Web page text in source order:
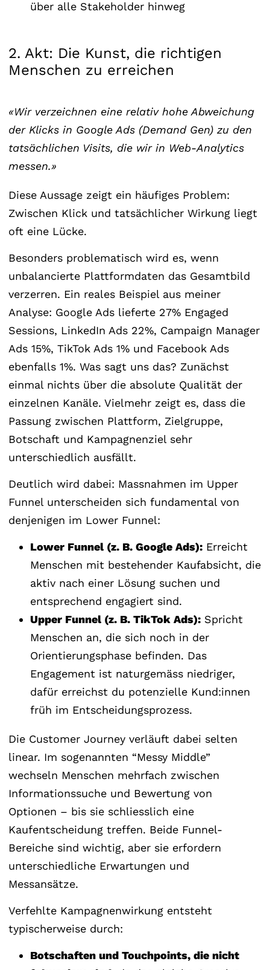
über alle Stakeholder hinweg
2. Akt: Die Kunst, die richtigen
Menschen zu erreichen
«Wir verzeichnen eine relativ hohe Abweichung
der Klicks in Google Ads (Demand Gen) zu den
tatsächlichen Visits, die wir in Web-Analytics
messen.»
Diese Aussage zeigt ein häufiges Problem:
Zwischen Klick und tatsächlicher Wirkung liegt
oft eine Lücke.
Besonders problematisch wird es, wenn
unbalancierte Plattformdaten das Gesamtbild
verzerren. Ein reales Beispiel aus meiner
Analyse: Google Ads lieferte 27% Engaged
Sessions, LinkedIn Ads 22%, Campaign Manager
Ads 15%, TikTok Ads 1% und Facebook Ads
ebenfalls 1%. Was sagt uns das? Zunächst
einmal nichts über die absolute Qualität der
einzelnen Kanäle. Vielmehr zeigt es, dass die
Passung zwischen Plattform, Zielgruppe,
Botschaft und Kampagnenziel sehr
unterschiedlich ausfällt.
Deutlich wird dabei: Massnahmen im Upper
Funnel unterscheiden sich fundamental von
denjenigen im Lower Funnel:
Lower Funnel (z. B. Google Ads):Erreicht
Menschen mit bestehender Kaufabsicht, die
aktiv nach einer Lösung suchen und
entsprechend engagiert sind.
Upper Funnel (z. B. TikTok Ads):Spricht
Menschen an, die sich noch in der
Orientierungsphase befinden. Das
Engagement ist naturgemäss niedriger,
dafür erreichst du potenzielle Kund:innen
früh im Entscheidungsprozess.
Die Customer Journey verläuft dabei selten
linear. Im sogenannten “Messy Middle”
wechseln Menschen mehrfach zwischen
Informationssuche und Bewertung von
Optionen – bis sie schliesslich eine
Kaufentscheidung treffen. Beide Funnel-
Bereiche sind wichtig, aber sie erfordern
unterschiedliche Erwartungen und
Messansätze.
Verfehlte Kampagnenwirkung entsteht
typischerweise durch:
Botschaften und Touchpoints, die nicht